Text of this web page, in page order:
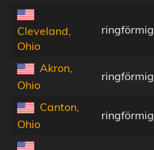
Cleveland,
Ohio
ringförmig
Akron,
Ohio
ringförmig
Canton,
Ohio
ringförmig